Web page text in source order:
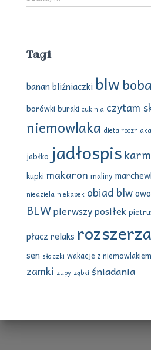
z
jTagi
banan bliźniaczki blw
borówki buraki cukinia czytam
niemowlaka dieta roczniaka
jabłko jadłospis
kupki makaron maliny
niedziela niekapek obiad blw
BLWpierwszy posiłek
płacz relaks
sen słoiczki wakacje z niemowlakiem
zamki zupy ząbki śniadania